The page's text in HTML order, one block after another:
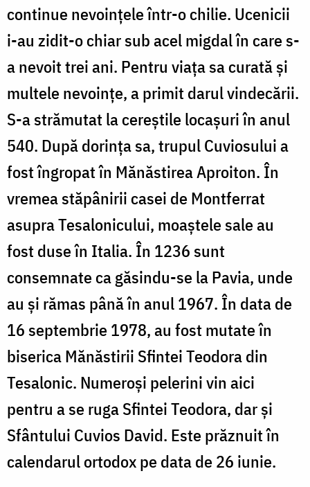
continue nevoinţele într-o chilie. Ucenicii
i-au zidit-o chiar sub acel migdal în care s-
a nevoit trei ani. Pentru viața sa curată și
multele nevoințe, a primit darul vindecării.
S-a strămutat la cereştile locaşuri în anul
540. După dorinţa sa, trupul Cuviosului a
fost îngropat în Mănăstirea Aproiton. În
vremea stăpânirii casei de Montferrat
asupra Tesalonicului, moaştele sale au
fost duse în Italia. În 1236 sunt
consemnate ca găsindu-se la Pavia, unde
au şi rămas până în anul 1967. În data de
16 septembrie 1978, au fost mutate în
biserica Mănăstirii Sfintei Teodora din
Tesalonic. Numeroşi pelerini vin aici
pentru a se ruga Sfintei Teodora, dar și
Sfântului Cuvios David. Este prăznuit în
calendarul ortodox pe data de 26 iunie.